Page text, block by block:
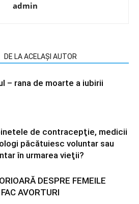
admin
DE LA ACELAȘI AUTOR
– rana de moarte a iubirii
de contracepţie, medicii
păcătuiesc voluntar sau
în urmarea vieţii?
DESPRE FEMEILE
AVORTURI